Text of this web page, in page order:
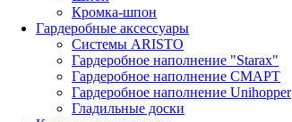
Кромка-шпон
Гардеробные аксессуары
Системы ARISTO
Гардеробное наполнение "Starax"
Гардеробное наполнение СМАРТ
Гардеробное наполнение Unihopper
Гладильные доски